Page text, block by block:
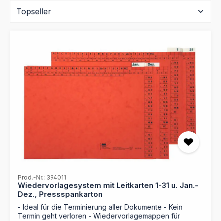
Prod.-Nr.: 394011
Wiedervorlagesystem mit Leitkarten 1-31 u. Jan.-
Dez., Pressspankarton
- Ideal für die Terminierung aller Dokumente - Kein
Termin geht verloren - Wiedervorlagemappen für